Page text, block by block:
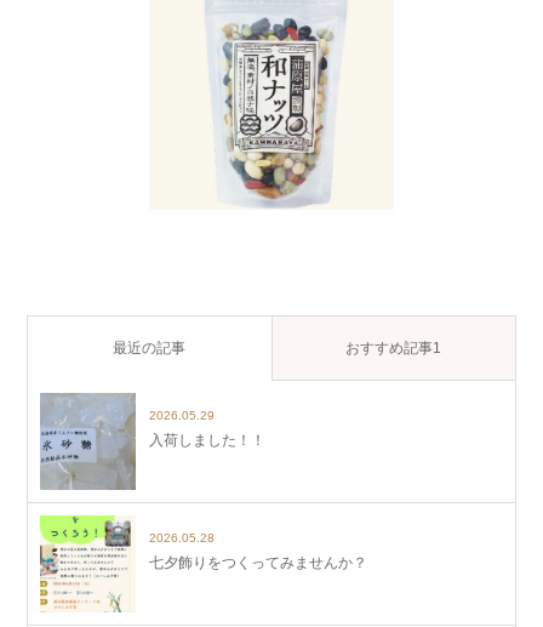
最近の記事 おすすめ記事1
2026.05.29
入荷しました！！
2026.05.28
七夕飾りをつくってみませんか？